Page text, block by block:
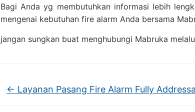
Bagi Anda yg membutuhkan informasi lebih
mengenai kebutuhan fire alarm Anda bersama
jangan sungkan buat menghubungi Mabruka
← Layanan Pasang Fire Alarm Fully